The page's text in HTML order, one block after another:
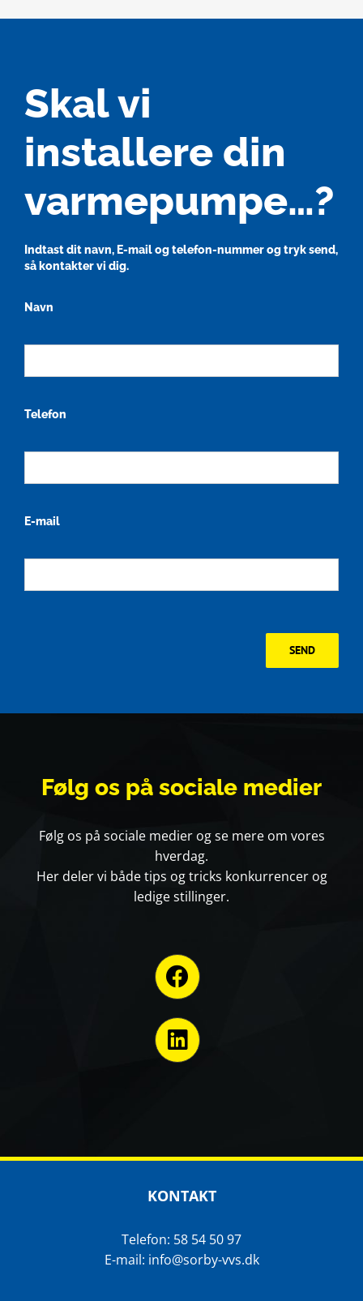
Skal vi
installere din
varmepumpe…?
Indtast dit navn, E-mail og telefon-nummer og tryk send,
så kontakter vi dig.
Navn
Telefon
E-mail
SEND
Følg os på sociale medier
Følg os på sociale medier og se mere om vores
hverdag.
Her deler vi både tips og tricks konkurrencer og
ledige stillinger.
KONTAKT
Telefon: 58 54 50 97
E-mail: info@sorby-vvs.dk